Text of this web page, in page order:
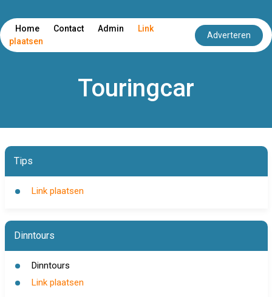
Home Contact Admin
Link
plaatsen
Adverteren
Touringcar
Tips
Link plaatsen
Dinntours
Dinntours
Link plaatsen